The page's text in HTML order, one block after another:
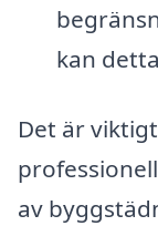
kan
Det är
av